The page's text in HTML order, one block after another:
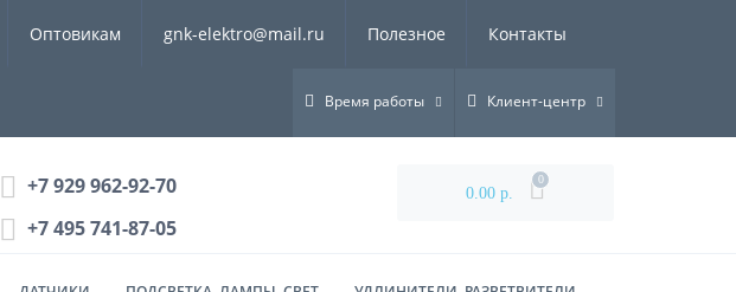
Оптовикам gnk-elektro@mail.ru Полезное Контакты
Время работы Клиент-центр
+7 929 962-92-70
+7 495 741-87-05
0.00 р.
0